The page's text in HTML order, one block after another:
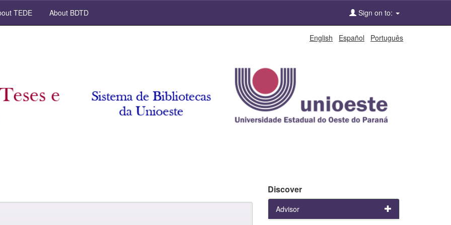
TEDE About BDTD Sign on to:
English Español Português
Discover
Advisor